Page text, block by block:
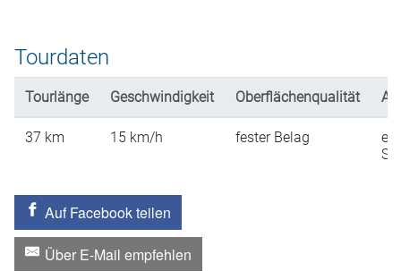
Tourdaten
Tourlänge Geschwindigkeit Oberflächenqualität
37 km 15 km/h fester Belag
Auf Facebook teilen
Über E-Mail empfehlen